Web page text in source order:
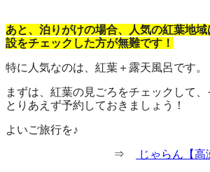
あと、泊りがけの場合、人気の紅葉地
設をチェックした方が無難です！
特に人気なのは、紅葉＋露天風呂です。
まずは、紅葉の見ごろをチェックして
とりあえず予約しておきましょう！
よいご旅行を♪
⇒ じゃらん【高